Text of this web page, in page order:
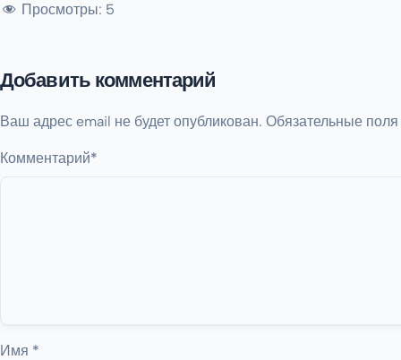
Просмотры: 5
Добавить комментарий
Ваш адрес email не будет опубликован. Обязательные
Комментарий*
Имя *